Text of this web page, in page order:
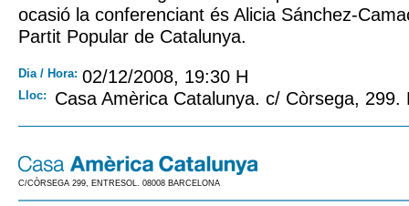
ocasió la conferenciant és Alicia Sánchez-
Partit Popular de Catalunya.
Dia / Hora: 02/12/2008, 19:30 H
Lloc: Casa Amèrica Catalunya. c/ Còrsega, 299.
C/CÒRSEGA 299, ENTRESOL. 08008 BARCELONA